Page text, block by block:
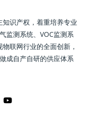
识产权，着重培养专业
监测系统、VOC监测系
联网行业的全面创新，
成自产自研的供应体系